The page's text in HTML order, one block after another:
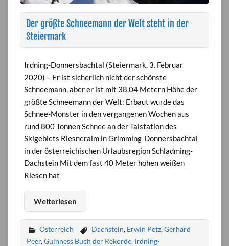
Der größte Schneemann der Welt steht in der
Steiermark
Irdning-Donnersbachtal (Steiermark, 3. Februar
2020) – Er ist sicherlich nicht der schönste
Schneemann, aber er ist mit 38,04 Metern Höhe der
größte Schneemann der Welt: Erbaut wurde das
Schnee-Monster in den vergangenen Wochen aus
rund 800 Tonnen Schnee an der Talstation des
Skigebiets Riesneralm in Grimming-Donnersbachtal
in der österreichischen Urlaubsregion Schladming-
Dachstein Mit dem fast 40 Meter hohen weißen
Riesen hat
Weiterlesen
Österreich Dachstein, Erwin Petz,Gerhard
Peer,Guinness Buch der Rekorde, Irdning-